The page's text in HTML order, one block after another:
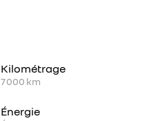
Kilométrage
7 000 km
Énergie